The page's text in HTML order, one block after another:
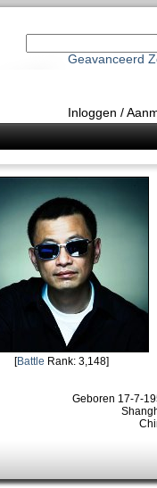
Geavanceerd
Inloggen /
[Battle Rank: 3,148]
Geboren 17-7-